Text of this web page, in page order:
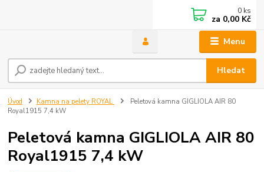
Menu
Hledat
0 ks
za 0,00 Kč
Úvod Kamna na pelety ROYAL
Peletová kamna GIGLIOLA AIR 80
Royal1915 7,4 kW
Peletová kamna GIGLIOLA AIR 80
Royal1915 7,4 kW